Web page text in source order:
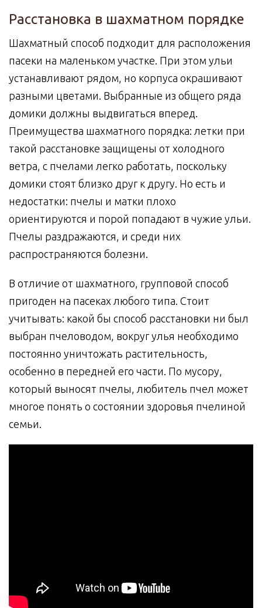
Расстановка в шахматном порядке
Шахматный способ подходит для расположения
пасеки на маленьком участке. При этом ульи
устанавливают рядом, но корпуса окрашивают
разными цветами. Выбранные из общего ряда
домики должны выдвигаться вперед.
Преимущества шахматного порядка: летки при
такой расстановке защищены от холодного
ветра, с пчелами легко работать, поскольку
домики стоят близко друг к другу. Но есть и
недостатки: пчелы и матки плохо
ориентируются и порой попадают в чужие ульи.
Пчелы раздражаются, и среди них
распространяются болезни.
В отличие от шахматного, групповой способ
пригоден на пасеках любого типа. Стоит
учитывать: какой бы способ расстановки ни был
выбран пчеловодом, вокруг улья необходимо
постоянно уничтожать растительность,
особенно в передней его части. По мусору,
который выносят пчелы, любитель пчел может
многое понять о состоянии здоровья пчелиной
семьи.